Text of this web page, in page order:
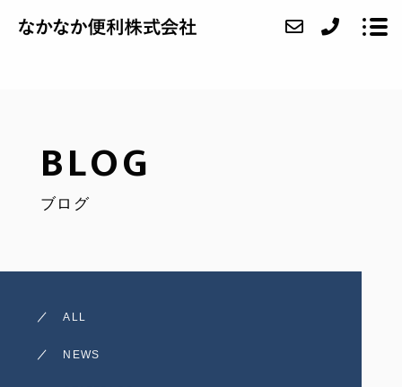
BLOG
ブログ
ALL
NEWS